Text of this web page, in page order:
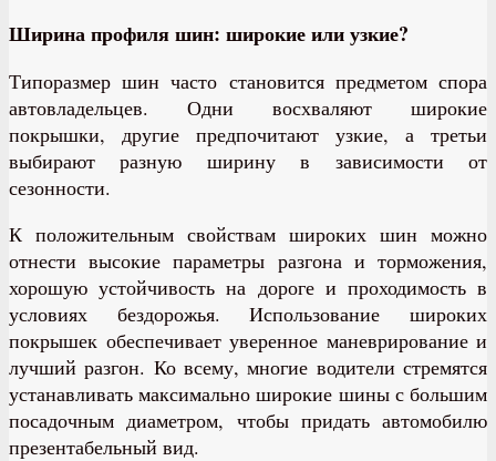
Ширина профиля шин: широкие или узкие?
Типоразмер шин часто становится предметом спора
автовладельцев. Одни восхваляют широкие
покрышки, другие предпочитают узкие, а третьи
выбирают разную ширину в зависимости от
сезонности.
К положительным свойствам широких шин можно
отнести высокие параметры разгона и торможения,
хорошую устойчивость на дороге и проходимость в
условиях бездорожья. Использование широких
покрышек обеспечивает уверенное маневрирование и
лучший разгон. Ко всему, многие водители стремятся
устанавливать максимально широкие шины с большим
посадочным диаметром, чтобы придать автомобилю
презентабельный вид.